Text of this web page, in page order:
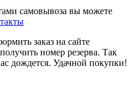
самовывоза вы можете
заказ на сайте
номер резерва. Так
дождется. Удачной покупки!